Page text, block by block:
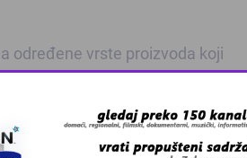
određene vrste proizvoda koji
povrću poput graha, graška,
novu rundu pregovora sa EU